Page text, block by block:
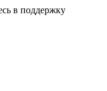
в поддержку